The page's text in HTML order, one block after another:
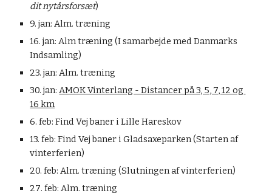
dit nytårsforsæt)
9. jan: Alm. træning
16. jan: Alm træning (I samarbejde med Danmarks
Indsamling)
23. jan: Alm. træning
30. jan: AMOK Vinterlang - Distancer på 3, 5, 7, 12 og
16 km
6. feb: Find Vej baner i Lille Hareskov
13. feb: Find Vej baner i Gladsaxeparken (Starten af
vinterferien)
20. feb: Alm. træning (Slutningen af vinterferien)
27. feb: Alm. træning